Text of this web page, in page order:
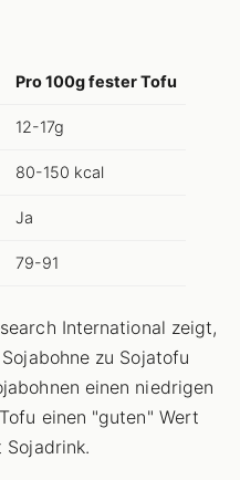
Pro 100g fester Tofu
12-17g
80-150 kcal
Ja
79-91
International zeigt,
zu Sojatofu
einen niedrigen
einen "guten" Wert